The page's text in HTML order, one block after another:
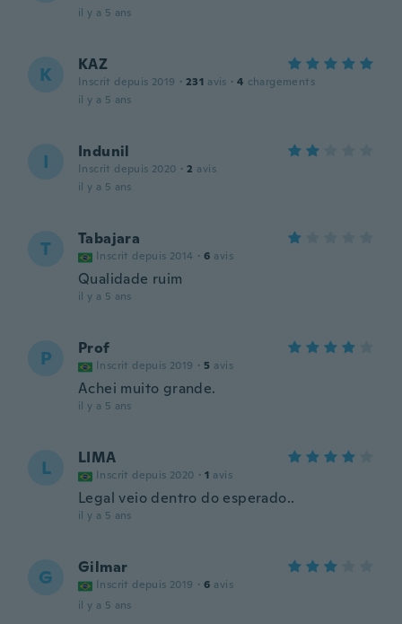
il y a 5 ans
K KAZ
Inscrit depuis 2019 · 231 avis · 4 chargements
il y a 5 ans
I Indunil
Inscrit depuis 2020 · 2 avis
il y a 5 ans
T Tabajara
Inscrit depuis 2014 · 6 avis
Qualidade ruim
il y a 5 ans
P Prof
Inscrit depuis 2019 · 5 avis
Achei muito grande.
il y a 5 ans
L LIMA
Inscrit depuis 2020 · 1 avis
Legal veio dentro do esperado..
il y a 5 ans
G Gilmar
Inscrit depuis 2019 · 6 avis
il y a 5 ans